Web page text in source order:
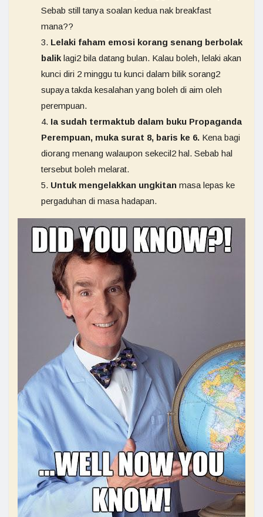
Sebab still tanya soalan kedua nak breakfast
mana??
Lelaki faham emosi korang senang berbolak
balik lagi2 bila datang bulan. Kalau boleh, lelaki akan
kunci diri 2 minggu tu kunci dalam bilik sorang2
supaya takda kesalahan yang boleh di aim oleh
perempuan.
Ia sudah termaktub dalam buku Propaganda
Perempuan, muka surat 8, baris ke 6. Kena bagi
diorang menang walaupon sekecil2 hal. Sebab hal
tersebut boleh melarat.
Untuk mengelakkan ungkitan masa lepas ke
pergaduhan di masa hadapan.